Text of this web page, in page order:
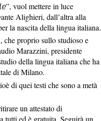
”, vuol mettere in luce
Alighieri, dall’altra alla
la nascita della lingua italiana.
proprio sullo studioso e
Marazzini, presidente
della lingua italiana che ha
di Milano.
di quei testi che sono a metà
un attestato di
tutti ed è gratuita. Seguirà un